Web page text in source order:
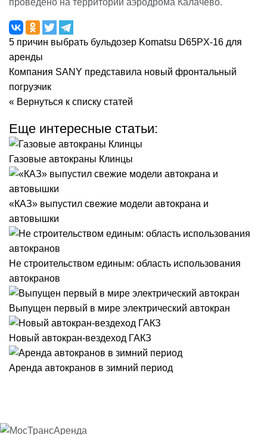
проведено на территории аэродрома Калачево.
5 причин выбрать бульдозер Komatsu D65PX-16 для
аренды
Компания SANY представила новый фронтальный
погрузчик
« Вернуться к списку статей
Еще интересные статьи:
Газовые автокраны Клинцы
«КАЗ» выпустил свежие модели автокрана и
автовышки
Не строительством единым: область использования
автокранов
Выпущен первый в мире электрический автокран
Новый автокран-вездеход ГАКЗ
Аренда автокранов в зимний период